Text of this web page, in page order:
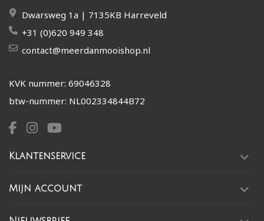
Dwarsweg 1a | 7135KB Harreveld
+31 (0)620 949 348
contact@meerdanmooishop.nl
KVK nummer: 69046328
btw-nummer: NL002334844B72
Klantenservice
Mijn account